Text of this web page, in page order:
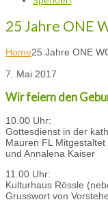
25 Jahre ONE
Home25 Jahre ONE
7. Mai 2017
Wir feiern den
10.00 Uhr:
Gottesdienst in der
Mauren FL
und Annalena Kaiser
11.00 Uhr:
Kulturhaus Rössle
Grusswort von